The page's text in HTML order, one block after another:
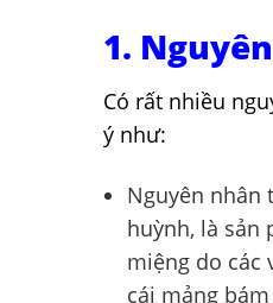
1.
Có rất nhiều
ý như:
Nguyên nhân
huỳnh, là sản
miệng do các
cái mảng